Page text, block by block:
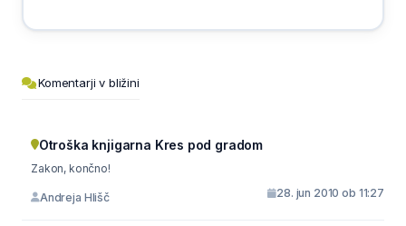
Komentarji v bližini
Otroška knjigarna Kres pod gradom
Zakon, končno!
Andreja Hlišč 28. jun 2010 ob 11:27